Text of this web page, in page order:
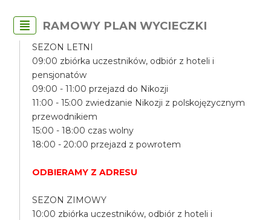
RAMOWY PLAN WYCIECZKI
SEZON LETNI
09:00 zbiórka uczestników, odbiór z hoteli i
pensjonatów
09:00 - 11:00 przejazd do Nikozji
11:00 - 15:00 zwiedzanie Nikozji z polskojęzycznym
przewodnikiem
15:00 - 18:00 czas wolny
18:00 - 20:00 przejazd z powrotem
ODBIERAMY Z ADRESU
SEZON ZIMOWY
10:00 zbiórka uczestników, odbiór z hoteli i